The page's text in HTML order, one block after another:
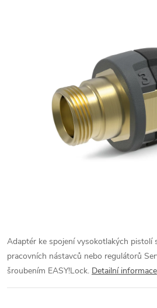
Adaptér ke spojení vysokotlakých pistolí
pracovních nástavců nebo regulátorů
šroubením EASY!Lock. Detailní informace